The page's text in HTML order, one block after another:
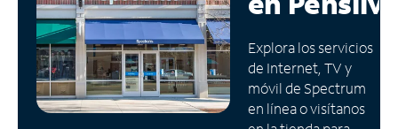
Administrar
cuenta
Encuentra
una
tienda
Explora los servicios
de Internet, TV y
móvil de Spectrum
en línea o visítanos